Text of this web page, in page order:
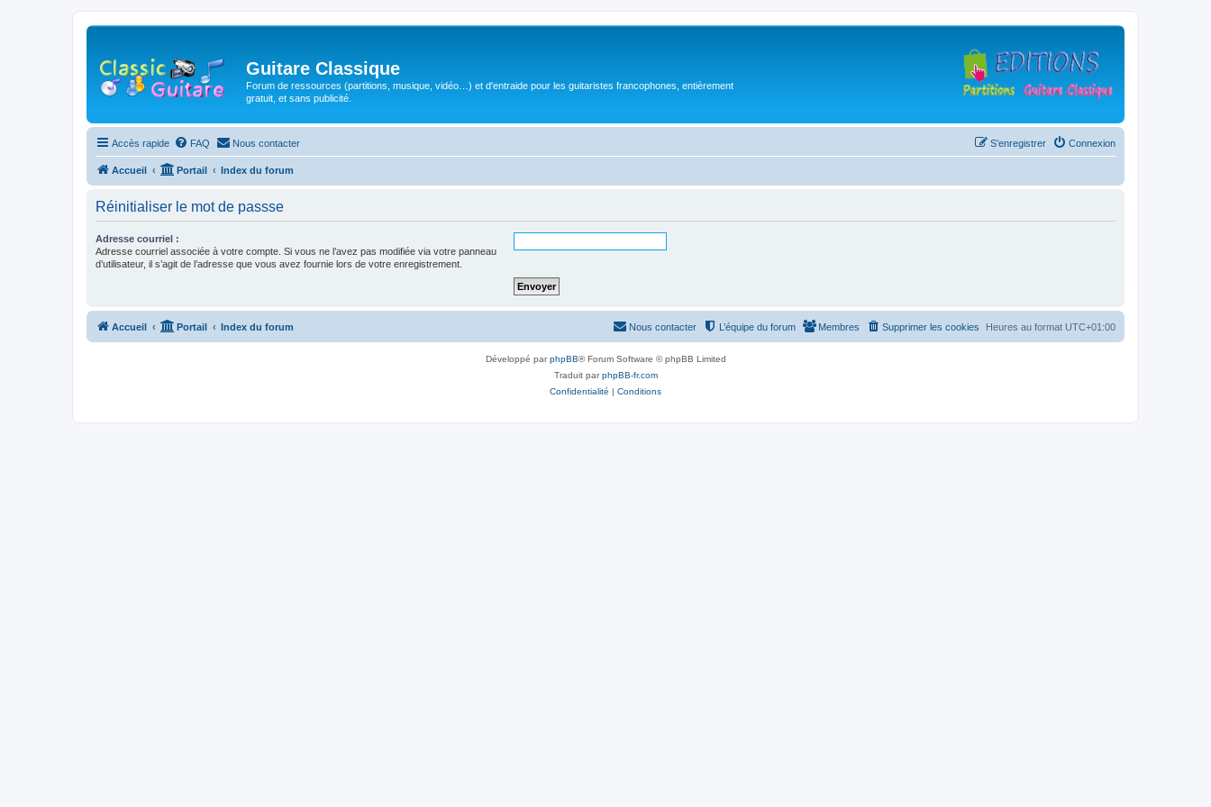
Guitare Classique
Forum de ressources (partitions, musique, vidéo…) et d'entraide pour les guitaristes francophones, entièrement
gratuit, et sans publicité.
Accès rapide FAQ Nous contacter Connexion
S’enregistrer
Accueil Portail Index du forum
Réinitialiser le mot de passse
Adresse courriel :
Adresse courriel associée à votre compte. Si vous ne l’avez pas modifiée via votre panneau
d’utilisateur, il s’agit de l’adresse que vous avez fournie lors de votre enregistrement.
Accueil Portail Index du forum Heures au format UTC+01:00
Supprimer les cookies
Membres
L’équipe du forum
Nous contacter
Développé parphpBB® Forum Software © phpBB Limited
Traduit parphpBB-fr.com
Confidentialité | Conditions